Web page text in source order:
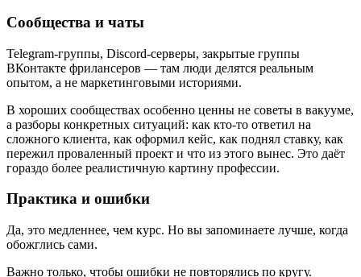
Сообщества и чаты
Telegram-группы, Discord-серверы, закрытые группы
ВКонтакте фрилансеров — там люди делятся реальным
опытом, а не маркетинговыми историями.
В хороших сообществах особенно ценны не советы в вакууме,
а разборы конкретных ситуаций: как кто-то ответил на
сложного клиента, как оформил кейс, как поднял ставку, как
пережил проваленный проект и что из этого вынес. Это даёт
гораздо более реалистичную картину профессии.
Практика и ошибки
Да, это медленнее, чем курс. Но вы запоминаете лучше, когда
обожглись сами.
Важно только, чтобы ошибки не повторялись по кругу.